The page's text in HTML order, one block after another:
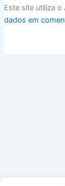
Este site utiliza
dados em